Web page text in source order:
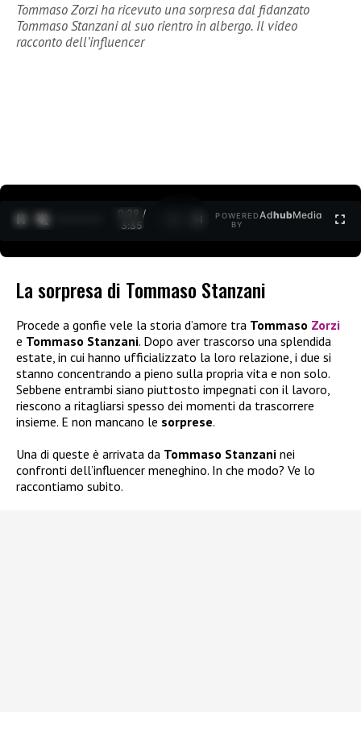
Tommaso Zorzi ha ricevuto una sorpresa dal fidanzato
Tommaso Stanzani al suo rientro in albergo. Il video
racconto dell’influencer
0:31 /
3:35
POWERED
BY
AdhubMedia
La sorpresa di Tommaso Stanzani
Procede a gonfie vele la storia d’amore tra Tommaso Zorzi
e Tommaso Stanzani. Dopo aver trascorso una splendida
estate, in cui hanno ufficializzato la loro relazione, i due si
stanno concentrando a pieno sulla propria vita e non solo.
Sebbene entrambi siano piuttosto impegnati con il lavoro,
riescono a ritagliarsi spesso dei momenti da trascorrere
insieme. E non mancano le sorprese.
Una di queste è arrivata da Tommaso Stanzani nei
confronti dell’influencer meneghino. In che modo? Ve lo
raccontiamo subito.